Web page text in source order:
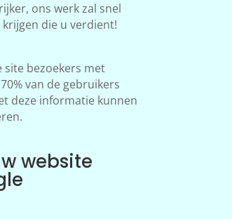
ons werk zal snel
die u verdient!
bezoekers met
van de gebruikers
deze informatie kunnen
website